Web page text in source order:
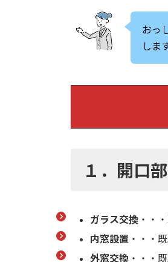
おっ
しま
１．開口
ガラス交換 ・・
内窓設置 ・・・
外窓交換 ・・・